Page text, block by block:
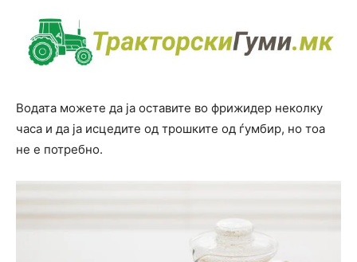
Водата можете да ја оставите во фрижидер неколку
часа и да ја исцедите од трошките од ѓумбир, но тоа
не е потребно.